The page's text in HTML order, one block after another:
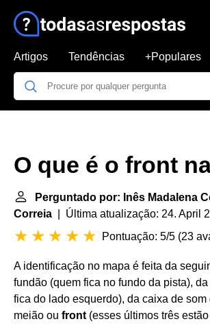
Artigos Tendências +Populares
O que é o front
Perguntado por: Inês Madalena
Correia | Última atualização: 24. April
Pontuação: 5/5 (23
A identificação no mapa é feita da
fundão (quem fica no fundo da pista),
fica do lado esquerdo), da caixa de som
meião ou front (esses últimos três